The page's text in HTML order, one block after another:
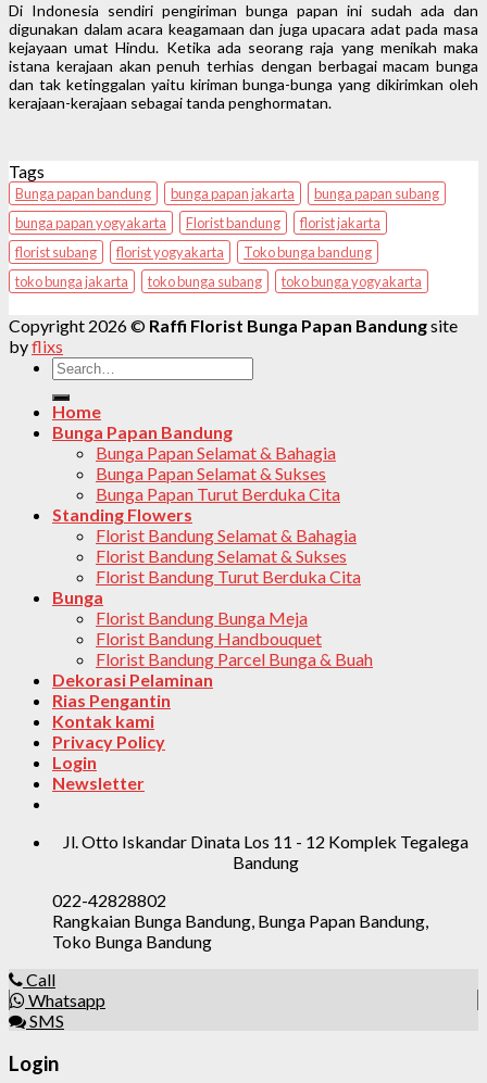
Di Indonesia sendiri pengiriman bunga papan ini sudah ada dan
digunakan dalam acara keagamaan dan juga upacara adat pada masa
kejayaan umat Hindu. Ketika ada seorang raja yang menikah maka
istana kerajaan akan penuh terhias dengan berbagai macam bunga
dan tak ketinggalan yaitu kiriman bunga-bunga yang dikirimkan oleh
kerajaan-kerajaan sebagai tanda penghormatan.
Tags
Bunga papan bandung bunga papan jakarta
bunga papan subang
bunga papan yogyakarta
Florist bandung
florist jakarta
florist subang
florist yogyakarta
Toko bunga bandung
toko bunga jakarta
toko bunga subang toko bunga yogyakarta
Copyright 2026 © Raffi Florist Bunga Papan Bandungsite
byflixs
Search
for:
Home
Bunga Papan Bandung
Bunga Papan Selamat & Bahagia
Bunga Papan Selamat & Sukses
Bunga Papan Turut Berduka Cita
Standing Flowers
Florist Bandung Selamat & Bahagia
Florist Bandung Selamat & Sukses
Florist Bandung Turut Berduka Cita
Bunga
Florist Bandung Bunga Meja
Florist Bandung Handbouquet
Florist Bandung Parcel Bunga & Buah
Dekorasi Pelaminan
Rias Pengantin
Kontak kami
Privacy Policy
Login
Newsletter
Jl. Otto Iskandar Dinata Los 11 - 12 Komplek Tegalega
Bandung
022-42828802
Rangkaian Bunga Bandung, Bunga Papan Bandung,
Toko Bunga Bandung
Call
Whatsapp
SMS
Login